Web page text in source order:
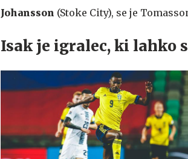
Johansson (Stoke City), se je
Isak je igralec, ki lahko